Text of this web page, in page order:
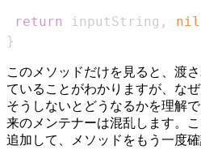
return inputString ,
nil
}
このメソッドだけを見ると、渡
ていることがわかりますが、な
そうしないとどうなるかを理解
来のメンテナーは混乱します。
追加して、メソッドをもう一度確